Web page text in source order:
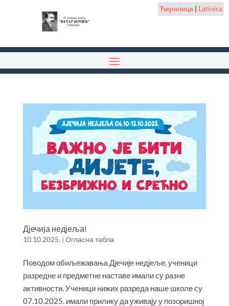
Ћирилица| Latinica
Дјечија недјеља!
10.10.2025. | Огласна табла
Поводом обиљежавања Д‌јечије нед‌јеље, ученици
разредне и предметне наставе имали су разне
активности. Ученици нижих разреда наше школе су
07.10.2025. имали прилику да уживају у позоришној